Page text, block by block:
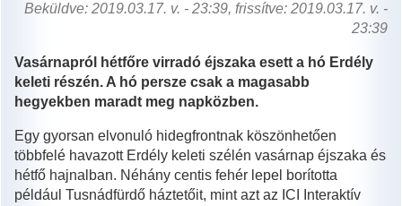
Beküldve: 2019.03.17. v. - 23:39, frissítve: 2019.03.17. v. -
23:39
Vasárnapról hétfőre virradó éjszaka esett a hó Erdély
keleti részén. A hó persze csak a magasabb
hegyekben maradt meg napközben.
Egy gyorsan elvonuló hidegfrontnak köszönhetően
többfelé havazott Erdély keleti szélén vasárnap éjszaka és
hétfő hajnalban. Néhány centis fehér lepel borította
például Tusnádfürdő háztetőit, mint azt az ICI Interaktív